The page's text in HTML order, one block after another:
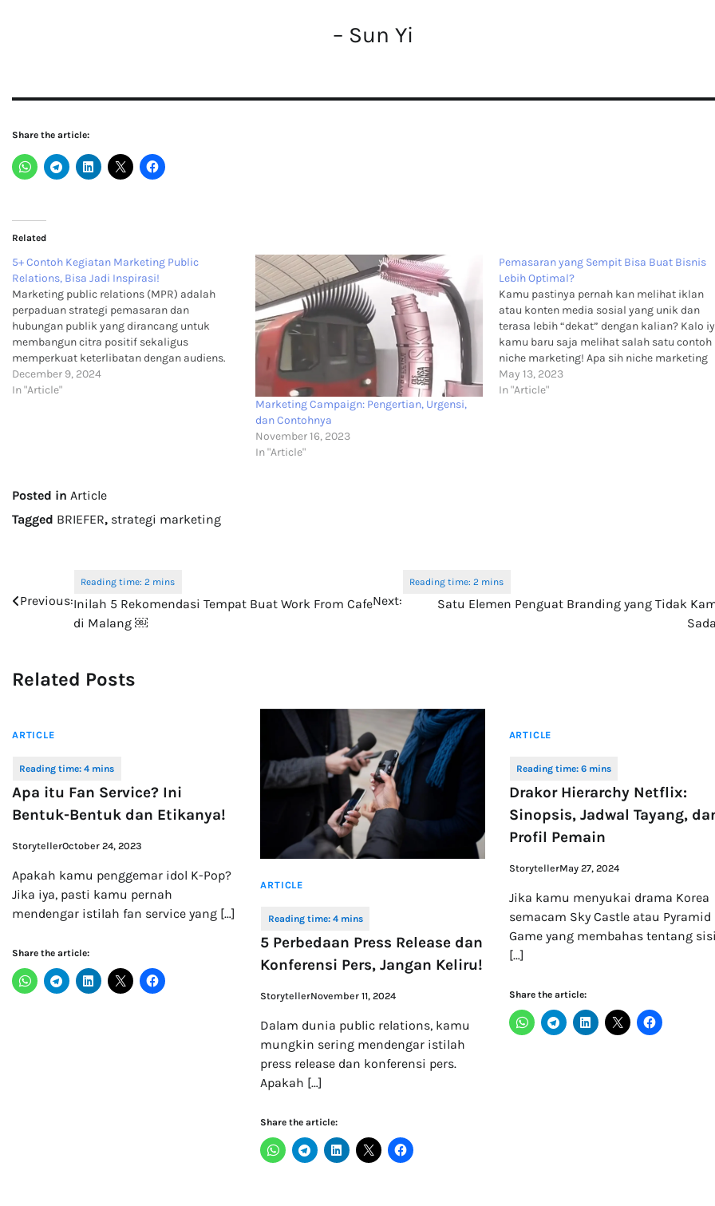
– Sun Yi
Share the article:
Related
5+ Contoh Kegiatan Marketing Public
Relations, Bisa Jadi Inspirasi!
Marketing public relations (MPR) adalah
perpaduan strategi pemasaran dan
hubungan publik yang dirancang untuk
membangun citra positif sekaligus
memperkuat keterlibatan dengan audiens.
Dalam praktiknya, MPR melibatkan berbagai
kegiatan kreatif yang mampu meningkatkan
December 9, 2024
In "Article"
Marketing Campaign: Pengertian, Urgensi,
dan Contohnya
November 16, 2023
In "Article"
Pemasaran yang Sempit Bisa Buat Bisnis
Lebih Optimal?
Kamu pastinya pernah kan melihat iklan
atau konten media sosial yang unik dan
terasa lebih “dekat” dengan kalian? Kalo
kamu baru saja melihat salah satu contoh
niche marketing! Apa sih niche marketing
itu? Niche marketing adalah bentuk iklan
atau pemasaran yang sangat sempit fokus
May 13, 2023
In "Article"
Posted in Article
Tagged BRIEFER, strategi marketing
navigation
Previous:Inilah 5 Rekomendasi Tempat Buat Work From Cafe
di Malang ￼
Next:
Satu Elemen Penguat Branding yang Tidak
Related Posts
ARTICLE
Apa itu Fan Service? Ini
Bentuk-Bentuk dan Etikanya!
StorytellerOctober 24, 2023
Apakah kamu penggemar idol K-Pop?
Jika iya, pasti kamu pernah
mendengar istilah fan service yang […]
Share the article:
ARTICLE
5 Perbedaan Press Release dan
Konferensi Pers, Jangan Keliru!
StorytellerNovember 11, 2024
Dalam dunia public relations, kamu
mungkin sering mendengar istilah
press release dan konferensi pers.
Apakah […]
Share the article:
ARTICLE
Drakor Hierarchy Netflix:
Sinopsis, Jadwal Tayang,
Profil Pemain
StorytellerMay 27, 2024
Jika kamu menyukai drama Korea
semacam Sky Castle atau Pyramid
Game yang membahas tentang
[…]
Share the article: